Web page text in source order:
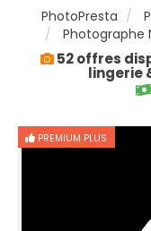
PhotoPresta
Photographe
52 offres
lingerie
PREMIUM PLUS